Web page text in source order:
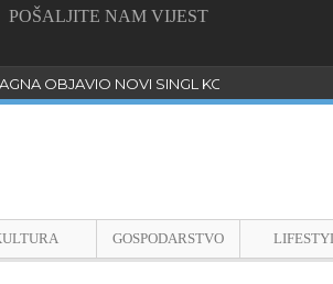
POŠALJITE NAM VIJEST
OBJAVIO NOVI SINGL KOJI
GOSPODARSTVO